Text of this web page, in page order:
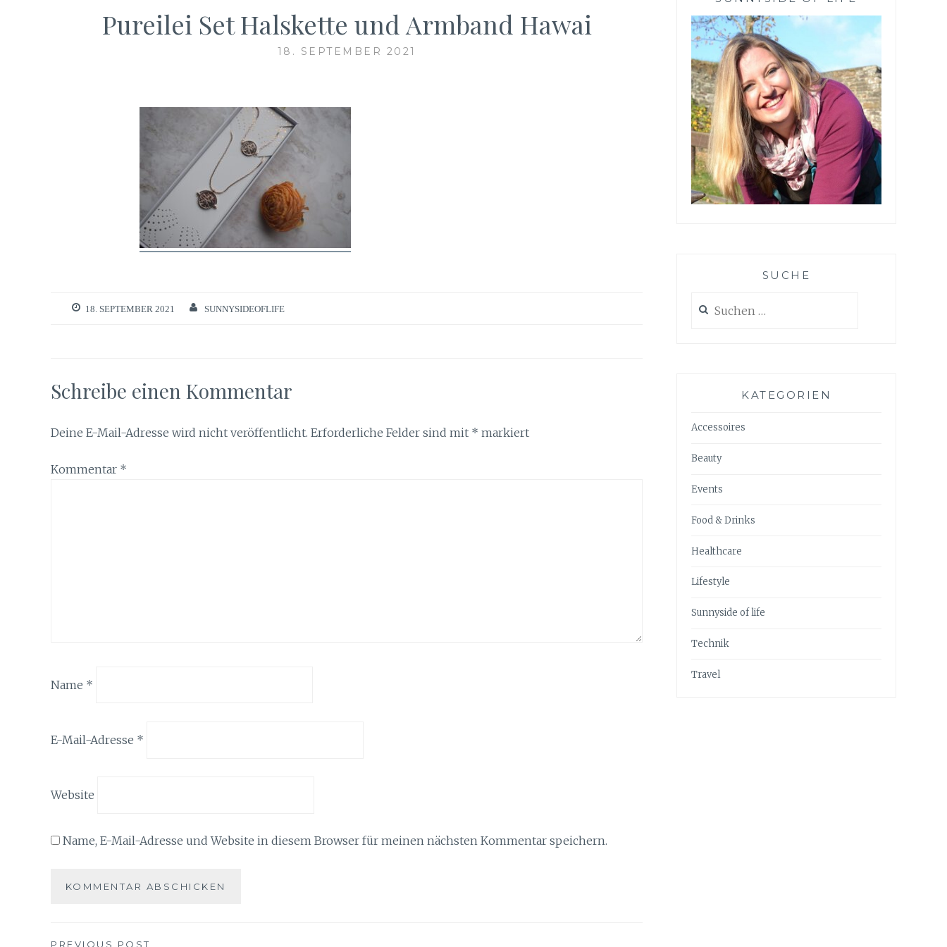
Pureilei Set Halskette und Armband Hawai
18. SEPTEMBER 2021
18. SEPTEMBER 2021 SUNNYSIDEOFLIFE
Schreibe einen Kommentar
Deine E-Mail-Adresse wird nicht veröffentlicht. Erforderliche Felder sind mit * markiert
Kommentar *
Name *
E-Mail-Adresse *
Website
Name, E-Mail-Adresse und Website in diesem Browser für meinen nächsten Kommentar speichern.
PREVIOUS POST
SUCHE
nach:
KATEGORIEN
Accessoires
Beauty
Events
Food & Drinks
Healthcare
Lifestyle
Sunnyside of life
Technik
Travel